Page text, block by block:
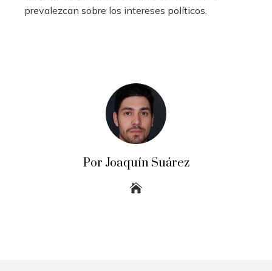
prevalezcan sobre los intereses políticos.
Por Joaquín Suárez